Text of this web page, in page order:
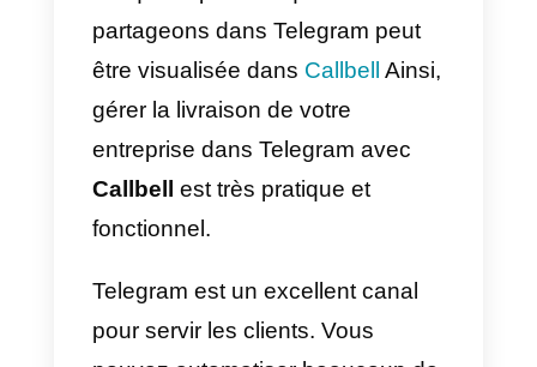
1) Envoyer le menu
: dans
telegram, nous pouvons
facilementprogrammer un
avec l’outil bots. Ainsi, les clients
peuvent choisir ce qu’ils veulent
2) Prendre des commandes